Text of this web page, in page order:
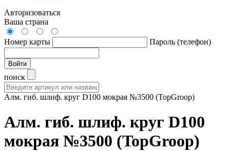
Авторизоваться
Ваша страна
Номер карты Пароль (телефон)
Войти
поиск
Алм. гиб. шлиф. круг D100 мокрая №3500 (TopGroop)
Алм. гиб. шлиф. круг D100
мокрая №3500 (TopGroop)